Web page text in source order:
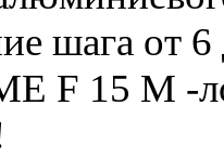
шага от
F 15 M -